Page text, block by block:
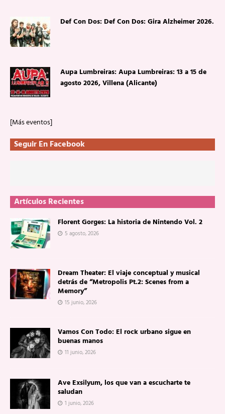
Def Con Dos: Def Con Dos: Gira Alzheimer 2026.
Aupa Lumbreiras: Aupa Lumbreiras: 13 a 15 de
agosto 2026, Villena (Alicante)
[Más eventos]
Seguir En Facebook
Artículos Recientes
Florent Gorges: La historia de Nintendo Vol. 2
5 agosto, 2026
Dream Theater: El viaje conceptual y musical
detrás de “Metropolis Pt.2: Scenes from a
Memory”
15 junio, 2026
Vamos Con Todo: El rock urbano sigue en
buenas manos
11 junio, 2026
Ave Exsilyum, los que van a escucharte te
saludan
1 junio, 2026